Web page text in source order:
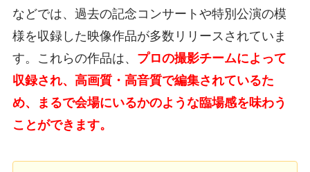
などでは、過去の記念コンサートや特別公演の模
様を収録した映像作品が多数リリースされていま
す。これらの作品は、 プロの撮影チームによって
収録され、高画質・高音質で編集されているた
め、まるで会場にいるかのような臨場感を味わう
ことができます。